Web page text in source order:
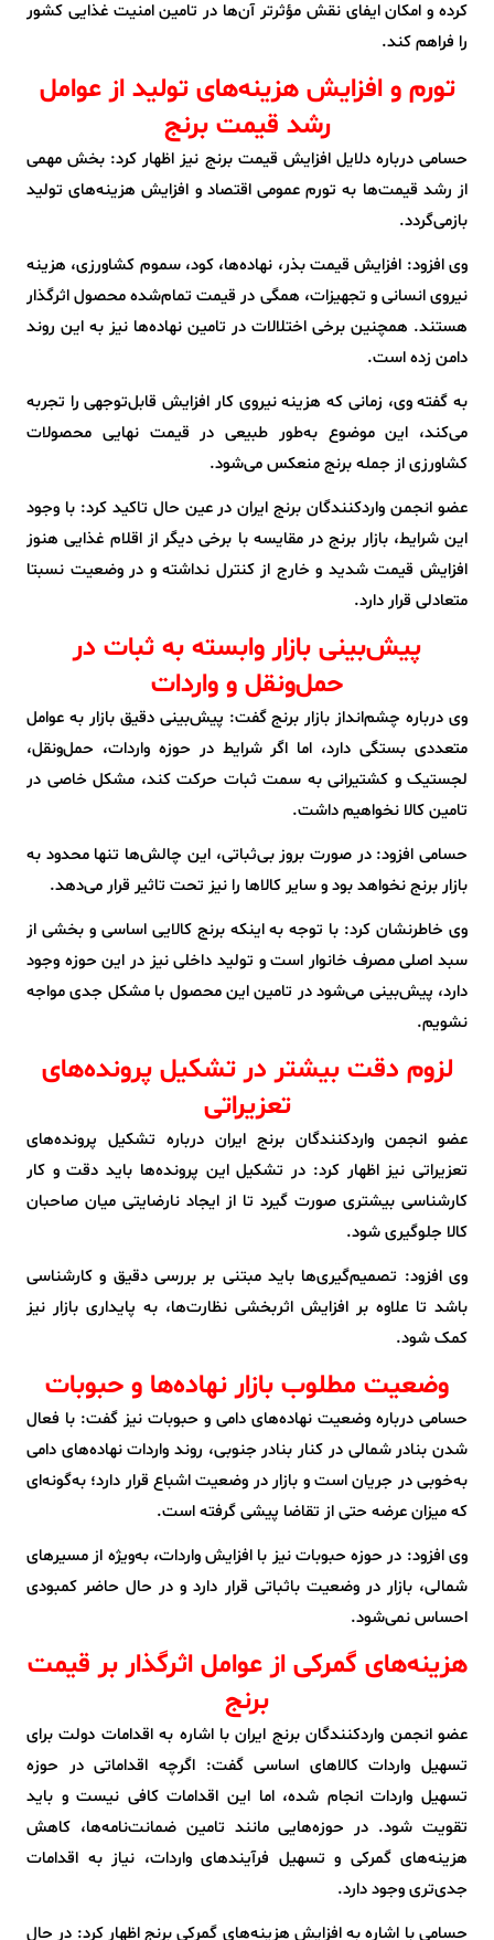
کرده و امکان ایفای نقش مؤثرتر آن‌ها در تامین امنیت غذایی کشور
را فراهم کند.
تورم و افزایش هزینه‌های تولید از عوامل
رشد قیمت برنج
حسامی درباره دلایل افزایش قیمت برنج نیز اظهار کرد: بخش مهمی
از رشد قیمت‌ها به تورم عمومی اقتصاد و افزایش هزینه‌های تولید
بازمی‌گردد.
وی افزود: افزایش قیمت بذر، نهاده‌ها، کود، سموم کشاورزی، هزینه
نیروی انسانی و تجهیزات، همگی در قیمت تمام‌شده محصول اثرگذار
هستند. همچنین برخی اختلالات در تامین نهاده‌ها نیز به این روند
دامن زده است.
به گفته وی، زمانی که هزینه نیروی کار افزایش قابل‌توجهی را تجربه
می‌کند، این موضوع به‌طور طبیعی در قیمت نهایی محصولات
کشاورزی از جمله برنج منعکس می‌شود.
عضو انجمن واردکنندگان برنج ایران در عین حال تاکید کرد: با وجود
این شرایط، بازار برنج در مقایسه با برخی دیگر از اقلام غذایی هنوز
افزایش قیمت شدید و خارج از کنترل نداشته و در وضعیت نسبتا
متعادلی قرار دارد.
پیش‌بینی بازار وابسته به ثبات در
حمل‌ونقل و واردات
وی درباره چشم‌انداز بازار برنج گفت: پیش‌بینی دقیق بازار به عوامل
متعددی بستگی دارد، اما اگر شرایط در حوزه واردات، حمل‌ونقل،
لجستیک و کشتیرانی به سمت ثبات حرکت کند، مشکل خاصی در
تامین کالا نخواهیم داشت.
حسامی افزود: در صورت بروز بی‌ثباتی، این چالش‌ها تنها محدود به
بازار برنج نخواهد بود و سایر کالاها را نیز تحت تاثیر قرار می‌دهد.
وی خاطرنشان کرد: با توجه به اینکه برنج کالایی اساسی و بخشی از
سبد اصلی مصرف خانوار است و تولید داخلی نیز در این حوزه وجود
دارد، پیش‌بینی می‌شود در تامین این محصول با مشکل جدی مواجه
نشویم.
لزوم دقت بیشتر در تشکیل پرونده‌های
تعزیراتی
عضو انجمن واردکنندگان برنج ایران درباره تشکیل پرونده‌های
تعزیراتی نیز اظهار کرد: در تشکیل این پرونده‌ها باید دقت و کار
کارشناسی بیشتری صورت گیرد تا از ایجاد نارضایتی میان صاحبان
کالا جلوگیری شود.
وی افزود: تصمیم‌گیری‌ها باید مبتنی بر بررسی دقیق و کارشناسی
باشد تا علاوه بر افزایش اثربخشی نظارت‌ها، به پایداری بازار نیز
کمک شود.
وضعیت مطلوب بازار نهاده‌ها و حبوبات
حسامی درباره وضعیت نهاده‌های دامی و حبوبات نیز گفت: با فعال
شدن بنادر شمالی در کنار بنادر جنوبی، روند واردات نهاده‌های دامی
به‌خوبی در جریان است و بازار در وضعیت اشباع قرار دارد؛ به‌گونه‌ای
که میزان عرضه حتی از تقاضا پیشی گرفته است.
وی افزود: در حوزه حبوبات نیز با افزایش واردات، به‌ویژه از مسیرهای
شمالی، بازار در وضعیت باثباتی قرار دارد و در حال حاضر کمبودی
احساس نمی‌شود.
هزینه‌های گمرکی از عوامل اثرگذار بر قیمت
برنج
عضو انجمن واردکنندگان برنج ایران با اشاره به اقدامات دولت برای
تسهیل واردات کالاهای اساسی گفت: اگرچه اقداماتی در حوزه
تسهیل واردات انجام شده، اما این اقدامات کافی نیست و باید
تقویت شود. در حوزه‌هایی مانند تامین ضمانت‌نامه‌ها، کاهش
هزینه‌های گمرکی و تسهیل فرآیندهای واردات، نیاز به اقدامات
جدی‌تری وجود دارد.
حسامی با اشاره به افزایش هزینه‌های گمرکی برنج اظهار کرد: در حال